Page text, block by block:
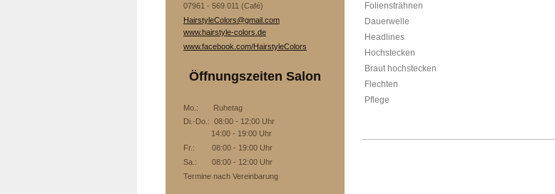
Foliensträhnen
Dauerwelle
Headlines
Hochstecken
Braut hochstecken
Flechten
Pflege
07961 - 569 011 (Café)
HairstyleColors@gmail.com
www.hairstyle-colors.de
www.facebook.com/HairstyleColors
Öffnungszeiten Salon
Mo.: Ruhetag
Di.-Do.: 08:00 - 12:00 Uhr
14:00 - 19:00 Uhr
Fr.: 08:00 - 19:00 Uhr
Sa.: 08:00 - 12:00 Uhr
Termine nach Vereinbarung